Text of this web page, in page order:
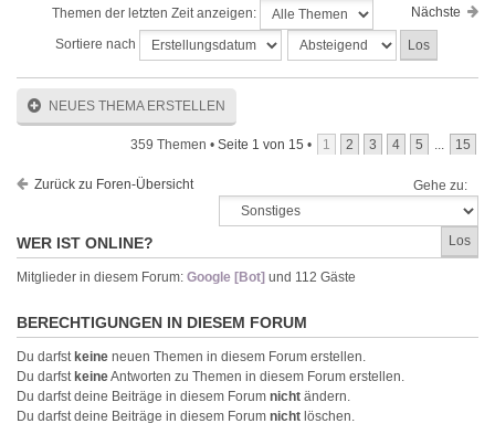
Nächste
Themen der letzten Zeit anzeigen:
Sortiere nach
NEUES THEMA ERSTELLEN
359 Themen • Seite 1 von 15 • 1 2 3 4 5 ... 15
Zurück zu Foren-Übersicht Gehe zu:
WER IST ONLINE?
Mitglieder in diesem Forum: Google [Bot] und 112 Gäste
BERECHTIGUNGEN IN DIESEM FORUM
Du darfst keine neuen Themen in diesem Forum erstellen.
Du darfst keineAntworten zu Themen in diesem Forum erstellen.
Du darfst deine Beiträge in diesem Forum nicht ändern.
Du darfst deine Beiträge in diesem Forum nicht löschen.